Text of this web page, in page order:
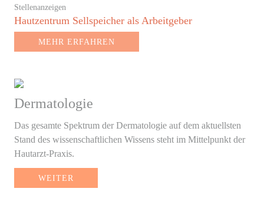
Stellenanzeigen
Hautzentrum Sellspeicher als Arbeitgeber
MEHR ERFAHREN
Dermatologie
Das gesamte Spektrum der Dermatologie auf dem aktuellsten
Stand des wissenschaftlichen Wissens steht im Mittelpunkt der
Hautarzt-Praxis.
WEITER